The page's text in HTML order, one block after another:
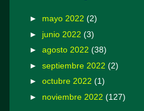
► mayo 2022 (2)
► junio 2022 (3)
► agosto 2022 (38)
► septiembre 2022 (2)
► octubre 2022 (1)
► noviembre 2022 (127)